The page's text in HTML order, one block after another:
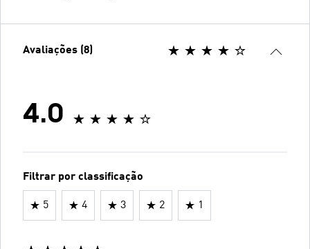
Avaliações (8)
4.0
Filtrar por classificação
5 4 3 2 1